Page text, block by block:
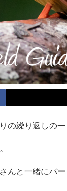
の繰り返しの一
んと一緒にバ